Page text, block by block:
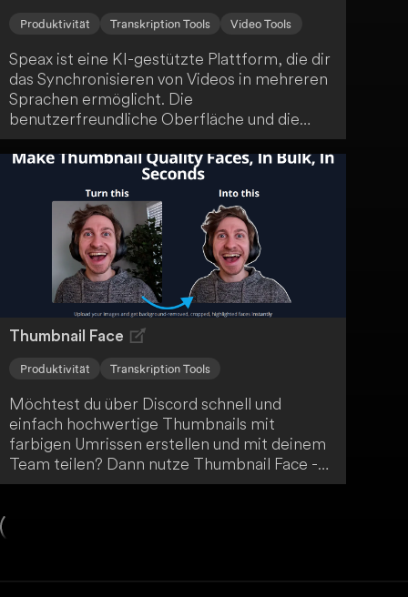
Produktivität Transkription Tools Video Tools
Speax ist eine KI-gestützte Plattform, die dir
das Synchronisieren von Videos in mehreren
Sprachen ermöglicht. Die
benutzerfreundliche Oberfläche und die
schnelle Batch-Verarbeitung erleichtern es
dir, ein globales Publikum zu erreichen. Du
kannst deine Videos einfach hochladen,
verwalten und herunterladen.
Thumbnail Face
Produktivität Transkription Tools
Möchtest du über Discord schnell und
einfach hochwertige Thumbnails mit
farbigen Umrissen erstellen und mit deinem
Team teilen? Dann nutze Thumbnail Face -
ein Tool, das dir genau das ermöglicht!